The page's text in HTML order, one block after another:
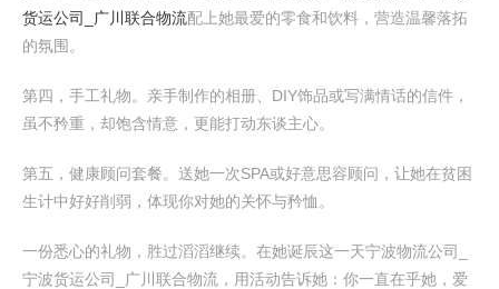
货运公司_广川联合物流配上她最爱的零食和饮料，营造温馨落拓
的氛围。
第四，手工礼物。亲手制作的相册、DIY饰品或写满情话的信件，
虽不矜重，却饱含情意，更能打动东谈主心。
第五，健康顾问套餐。送她一次SPA或好意思容顾问，让她在贫困
生计中好好削弱，体现你对她的关怀与矜恤。
一份悉心的礼物，胜过滔滔继续。在她诞辰这一天宁波物流公司_
宁波货运公司_广川联合物流，用活动告诉她：你一直在乎她，爱